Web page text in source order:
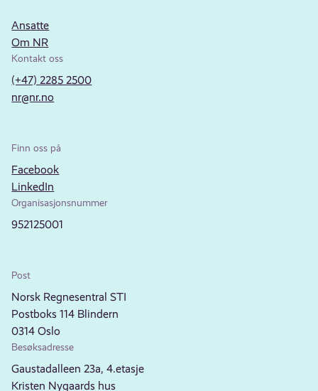
Ansatte
Om NR
Kontakt oss
(+47) 2285 2500
nr@nr.no
Finn oss på
Facebook
LinkedIn
Organisasjonsnummer
952125001
Post
Norsk Regnesentral STI
Postboks 114 Blindern
0314 Oslo
Besøksadresse
Gaustadalleen 23a, 4.etasje
Kristen Nygaards hus